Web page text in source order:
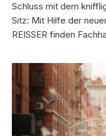
Schluss mit dem
Sitz: Mit Hilfe der
REISSER finden